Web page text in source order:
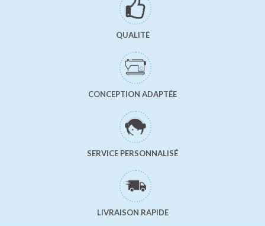
QUALITÉ
CONCEPTION ADAPTÉE
SERVICE PERSONNALISÉ
LIVRAISON RAPIDE